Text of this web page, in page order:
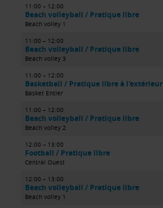
11:00 – 12:00
Beach volleyball / Pratique libre
Beach volley 1
11:00 – 12:00
Beach volleyball / Pratique libre
Beach volley 3
11:00 – 12:00
Basketball / Pratique libre à l'extérieur
Basket Entier
11:00 – 12:00
Beach volleyball / Pratique libre
Beach volley 2
12:00 – 13:00
Football / Pratique libre
Central Ouest
12:00 – 13:00
Beach volleyball / Pratique libre
Beach volley 1